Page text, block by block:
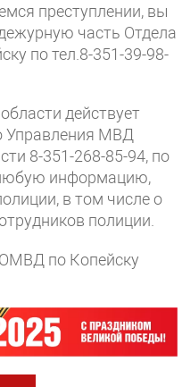
преступлении, вы
часть Отдела
по тел.8-351-39-98-
действует
Управления МВД
8-351-268-85-94, по
информацию,
в том числе о
полиции.
по Копейску